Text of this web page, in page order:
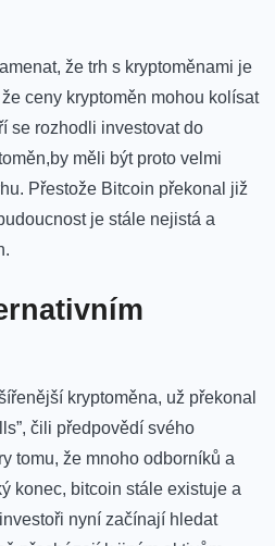
že trh ⁤s⁣ kryptoměnami je
ceny kryptoměn mohou⁢ kolísat
se rozhodli investovat do
měli ⁢být proto velmi
Přestože Bitcoin překonal již
je stále nejistá⁤ a⁤
kryptoměna, už překonal‍
čili předpovědí svého
tomu,⁢ že mnoho ⁢odborníků ​a
konec, bitcoin stále existuje ⁤a
nyní‍ začínají⁢ hledat